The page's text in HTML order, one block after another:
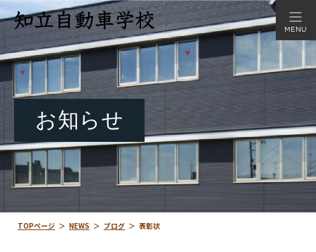
MENU
お知らせ
TOPページ ＞ NEWS ＞ ブログ ＞ 表彰状